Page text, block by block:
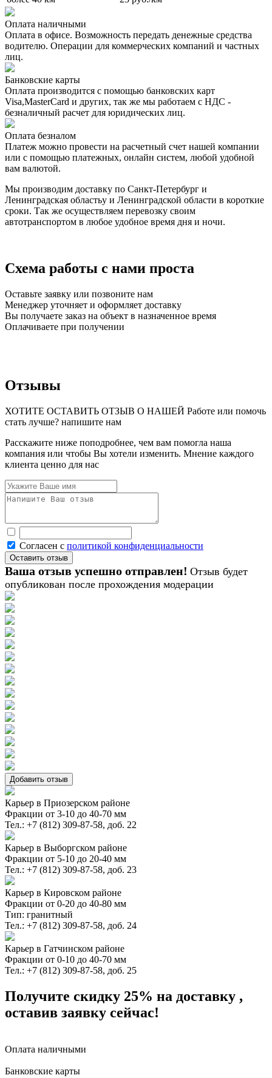
Оплата наличными
Оплата в офисе. Возможность передать денежные средства
водителю. Операции для коммерческих компаний и частных
лиц.
Банковские карты
Оплата производится с помощью банковских карт
Visa,MasterCard и других, так же мы работаем с НДС -
безналичный расчет для юридических лиц.
Оплата безналом
Платеж можно провести на расчетный счет нашей компании
или с помощью платежных, онлайн систем, любой удобной
вам валютой.
Мы производим доставку по Санкт-Петербург и
Ленинградская областьу и Ленинградской области в короткие
сроки. Так же осуществляем перевозку своим
автотранспортом в любое удобное время дня и ночи.
Схема работы с нами проста
Оставьте заявку или позвоните нам
Менеджер уточняет и оформляет доставку
Вы получаете заказ на объект в назначенное время
Оплачиваете при получении
Отзывы
ХОТИТЕ ОСТАВИТЬ ОТЗЫВ О НАШЕЙ Работе или помочь
стать лучше? напишите нам
Расскажите ниже поподробнее, чем вам помогла наша
компания или чтобы Вы хотели изменить. Мнение каждого
клиента ценно для нас
Согласен с политикой конфиденциальности
Ваша отзыв успешно отправлен! Отзыв будет
опубликован после прохождения модерации
Добавить отзыв
Карьер в Приозерском районе
Фракции от 3-10 до 40-70 мм
Тел.: +7 (812) 309-87-58, доб. 22
Карьер в Выборгском районе
Фракции от 5-10 до 20-40 мм
Тел.: +7 (812) 309-87-58, доб. 23
Карьер в Кировском районе
Фракции от 0-20 до 40-80 мм
Тип: гранитный
Тел.: +7 (812) 309-87-58, доб. 24
Карьер в Гатчинском районе
Фракции от 0-10 до 40-70 мм
Тел.: +7 (812) 309-87-58, доб. 25
Получите скидку 25% на доставку ,
оставив заявку сейчас!
Оплата наличными
Банковские карты